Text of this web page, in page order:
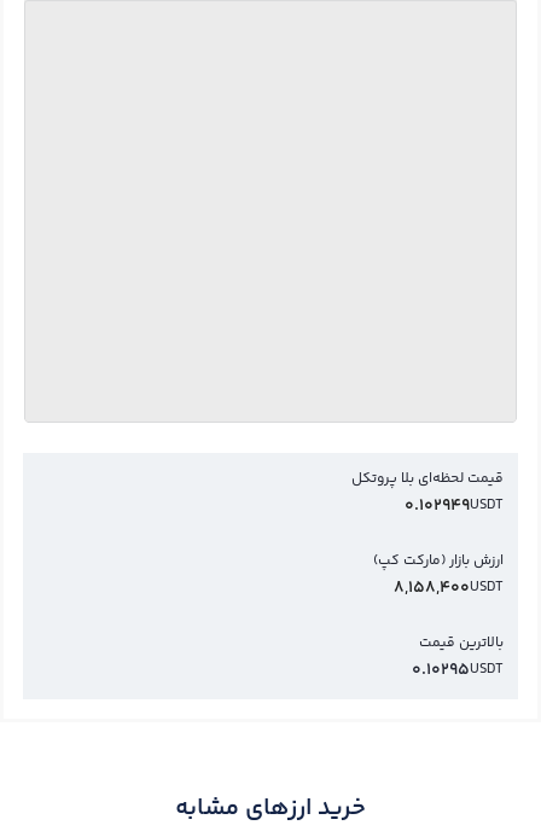
قیمت لحظه‌ای بلا پروتکل
USDT
0.102949
ارزش بازار (مارکت کپ)
USDT
8,158,400
بالاترین قیمت
USDT
0.10295
خرید ارزهای مشابه